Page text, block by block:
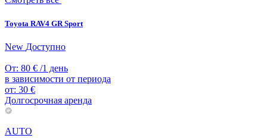
Toyota RAV4 GR Sport
New Доступно
От: 80 € /1 день
в зависимости от периода
от: 30 €
Долгосрочная аренда
AUTO